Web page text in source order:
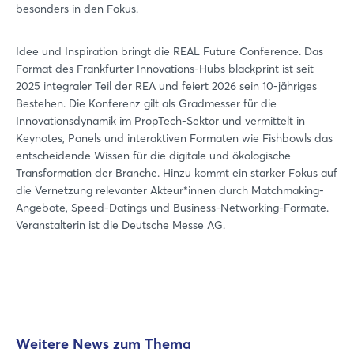
besonders in den Fokus.
Idee und Inspiration bringt die REAL Future Conference. Das
Format des Frankfurter Innovations-Hubs blackprint ist seit
2025 integraler Teil der REA und feiert 2026 sein 10-jähriges
Bestehen. Die Konferenz gilt als Gradmesser für die
Innovationsdynamik im PropTech-Sektor und vermittelt in
Keynotes, Panels und interaktiven Formaten wie Fishbowls das
entscheidende Wissen für die digitale und ökologische
Transformation der Branche. Hinzu kommt ein starker Fokus auf
die Vernetzung relevanter Akteur*innen durch Matchmaking-
Angebote, Speed-Datings und Business-Networking-Formate.
Veranstalterin ist die Deutsche Messe AG.
Weitere News zum Thema